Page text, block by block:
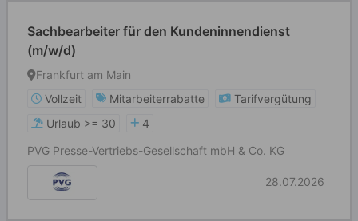
Sachbearbeiter für den Kundeninnendienst
(m/w/d)
Frankfurt am Main
Vollzeit
Mitarbeiterrabatte
Tarifvergütung
Urlaub >= 30
4
PVG Presse-Vertriebs-Gesellschaft mbH & Co. KG
28.07.2026